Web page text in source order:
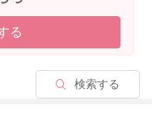
も少なくありません
今回の症状に関与して
た食事の見直しと休息
る
検索する